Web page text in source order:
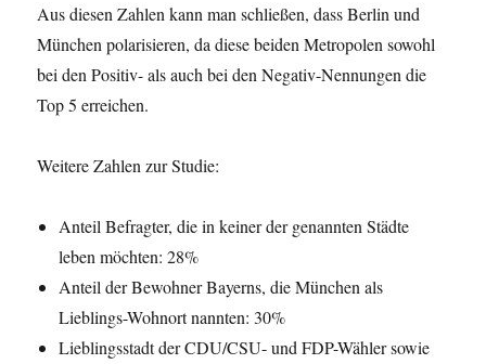
Aus diesen Zahlen kann man schließen, dass Berlin und
München polarisieren, da diese beiden Metropolen sowohl
bei den Positiv- als auch bei den Negativ-Nennungen die
Top 5 erreichen.
Weitere Zahlen zur Studie:
Anteil Befragter, die in keiner der genannten Städte
leben möchten: 28%
Anteil der Bewohner Bayerns, die München als
Lieblings-Wohnort nannten: 30%
Lieblingsstadt der CDU/CSU- und FDP-Wähler sowie